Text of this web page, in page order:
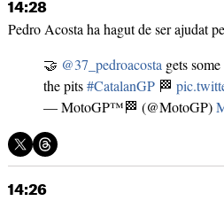
14:28
Pedro Acosta ha hagut de ser ajudat
🤝 @37_pedroacosta gets
the pits#CatalanGP🏁
— MotoGP™🏁 (@MotoGP)
14:26